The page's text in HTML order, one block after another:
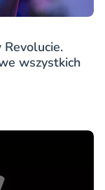
wszystkich